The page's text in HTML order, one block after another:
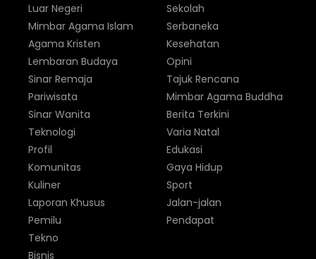
Luar Negeri
Sekolah
Mimbar Agama Islam
Agama Kristen
Lembaran Budaya
Sinar Remaja
Pariwisata
Sinar Wanita
Serbaneka
Kesehatan
Opini
Tajuk Rencana
Mimbar Agama Buddha
Berita Terkini
Teknologi
Profil
Komunitas
Kuliner
Laporan Khusus
Pemilu
Varia Natal
Edukasi
Gaya Hidup
Sport
Jalan-jalan
Pendapat
Tekno
Bisnis